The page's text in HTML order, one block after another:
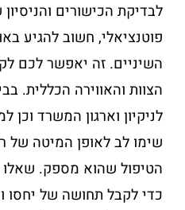
לבדיקת הכישורים
פוטנציאלי, חשוב להגיע
השיניים. זה יאפשר לכם
הצוות והאווירה הכללית.
לניקיון וארגון המשרד וכן
שימו לב לאופן המיטה של
הטיפול שהוא מספק. שאלו
כדי לקבל תחושה של יחסו